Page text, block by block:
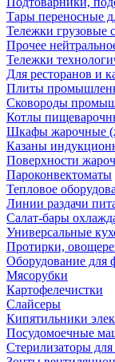
Тары переносные
Тележки грузовые
Прочее
Тележки
Для ресторанов и
Плиты
Сковороды
Котлы
Шкафы жарочные
Казаны
Поверхности
Пароконвектоматы
Тепловое
Линии раздачи
Салат-бары
Универсальные
Протирки,
Оборудование
Мясорубки
Картофелечистки
Слайсеры
Кипятильники
Посудомоечные
Стерилизаторы